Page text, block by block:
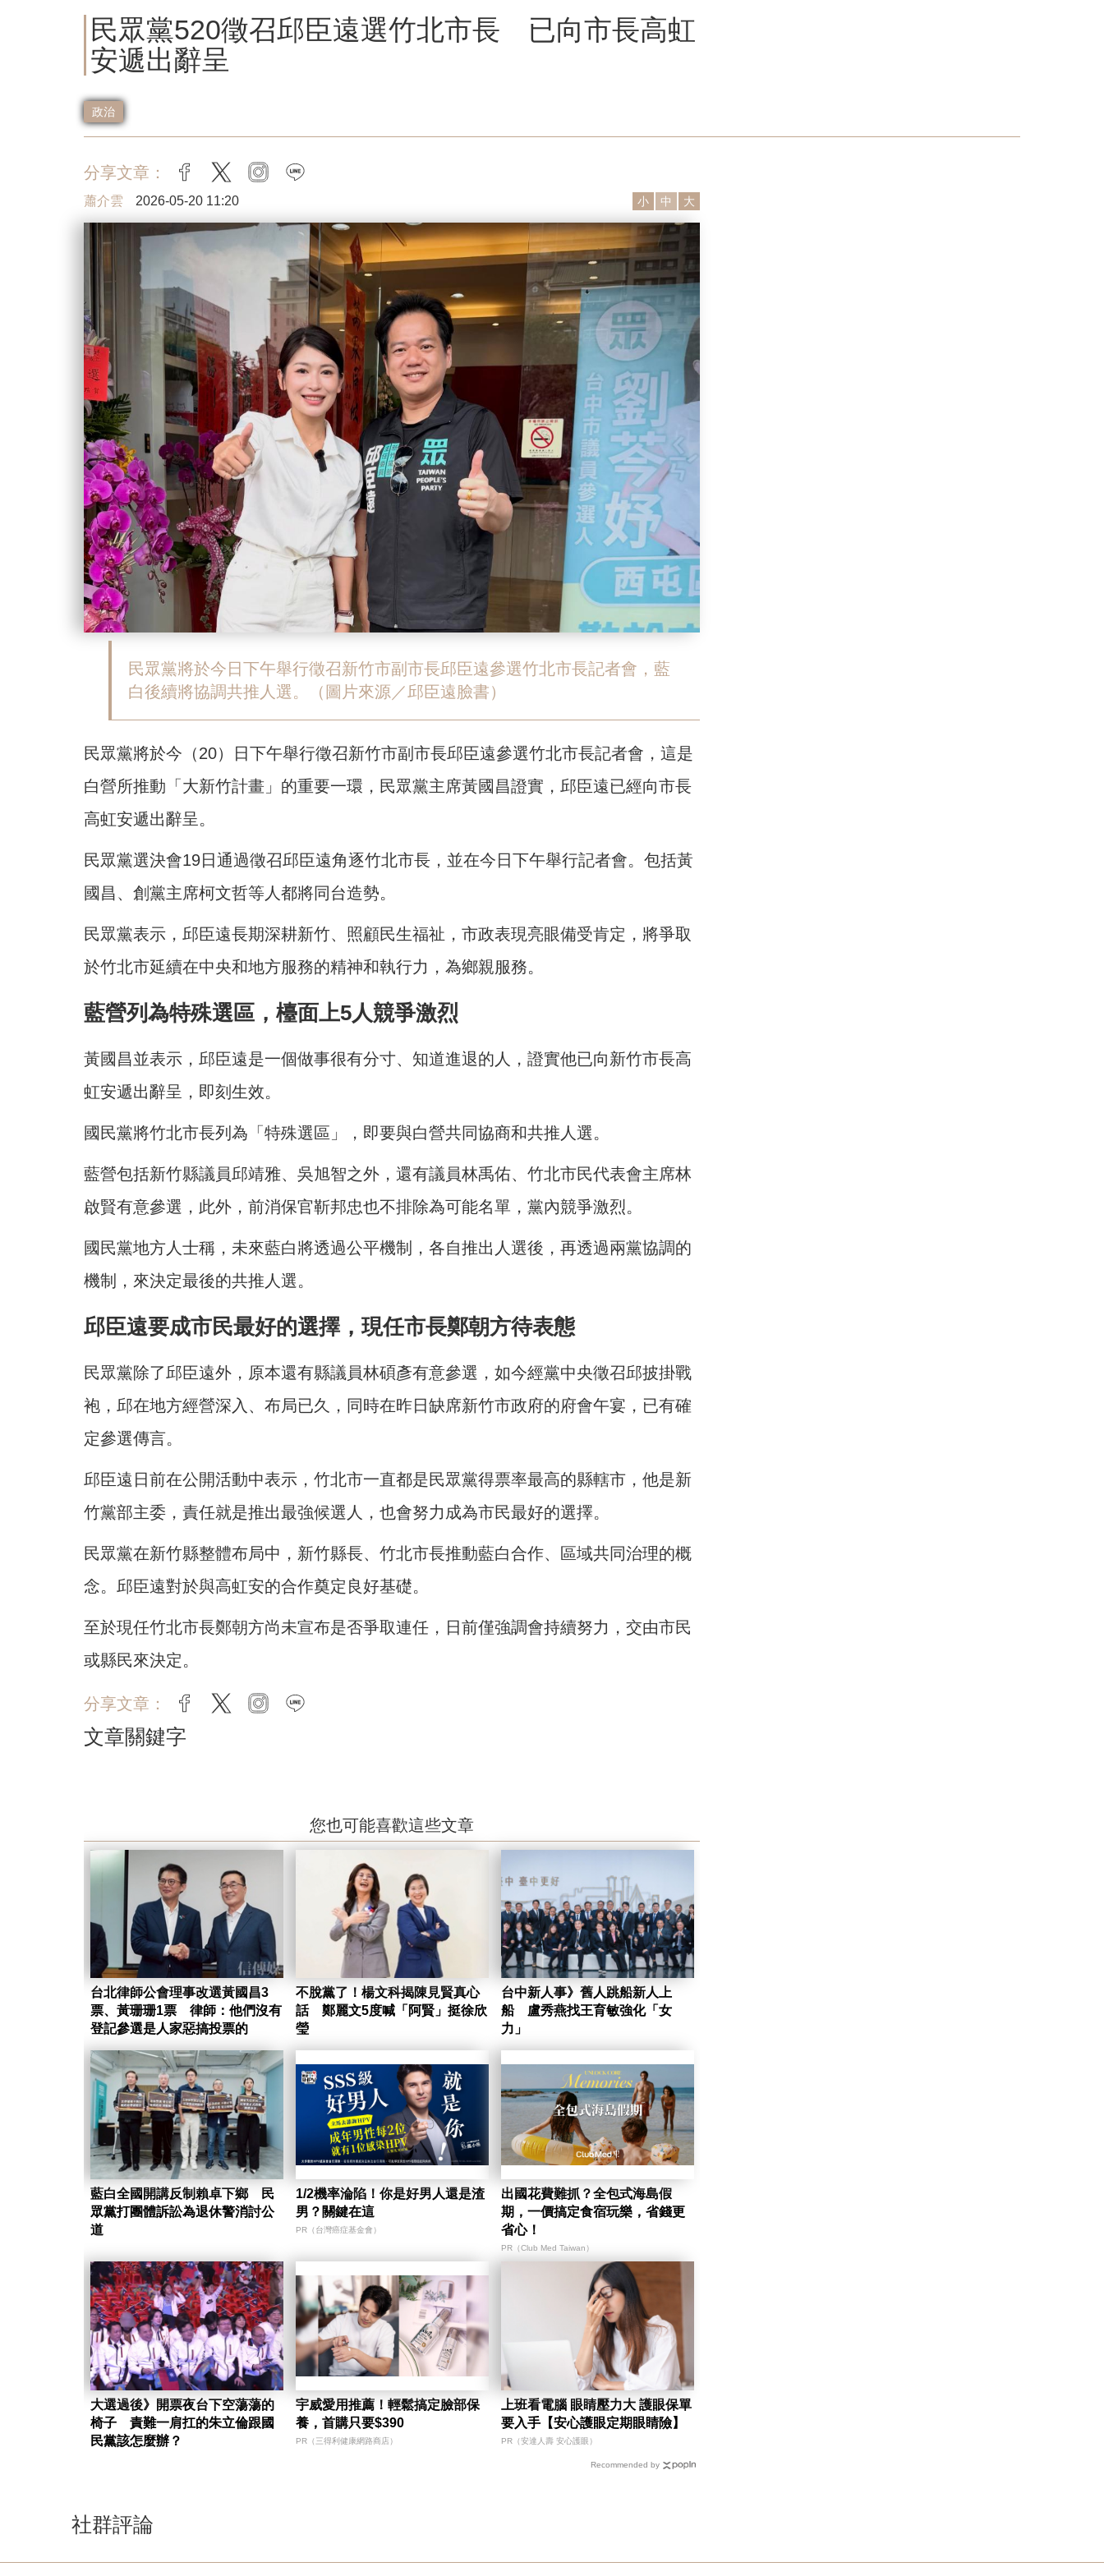
民眾黨520徵召邱臣遠選竹北市長 已向市長高虹
安遞出辭呈
政治
分享文章： facebook
twitter instagram
蕭介雲 2026-05-20 11:20 小 中 大
民眾黨將於今日下午舉行徵召新竹市副市長邱臣遠參選竹北市長記者會，藍
白後續將協調共推人選。（圖片來源／邱臣遠臉書）
民眾黨將於今（20）日下午舉行徵召新竹市副市長邱臣遠參選竹北市長記者會，這是
白營所推動「大新竹計畫」的重要一環，民眾黨主席黃國昌證實，邱臣遠已經向市長
高虹安遞出辭呈。
民眾黨選決會19日通過徵召邱臣遠角逐竹北市長，並在今日下午舉行記者會。包括黃
國昌、創黨主席柯文哲等人都將同台造勢。
民眾黨表示，邱臣遠長期深耕新竹、照顧民生福祉，市政表現亮眼備受肯定，將爭取
於竹北市延續在中央和地方服務的精神和執行力，為鄉親服務。
藍營列為特殊選區，檯面上5人競爭激烈
黃國昌並表示，邱臣遠是一個做事很有分寸、知道進退的人，證實他已向新竹市長高
虹安遞出辭呈，即刻生效。
國民黨將竹北市長列為「特殊選區」，即要與白營共同協商和共推人選。
藍營包括新竹縣議員邱靖雅、吳旭智之外，還有議員林禹佑、竹北市民代表會主席林
啟賢有意參選，此外，前消保官靳邦忠也不排除為可能名單，黨內競爭激烈。
國民黨地方人士稱，未來藍白將透過公平機制，各自推出人選後，再透過兩黨協調的
機制，來決定最後的共推人選。
邱臣遠要成市民最好的選擇，現任市長鄭朝方待表態
民眾黨除了邱臣遠外，原本還有縣議員林碩彥有意參選，如今經黨中央徵召邱披掛戰
袍，邱在地方經營深入、布局已久，同時在昨日缺席新竹市政府的府會午宴，已有確
定參選傳言。
邱臣遠日前在公開活動中表示，竹北市一直都是民眾黨得票率最高的縣轄市，他是新
竹黨部主委，責任就是推出最強候選人，也會努力成為市民最好的選擇。
民眾黨在新竹縣整體布局中，新竹縣長、竹北市長推動藍白合作、區域共同治理的概
念。邱臣遠對於與高虹安的合作奠定良好基礎。
至於現任竹北市長鄭朝方尚未宣布是否爭取連任，日前僅強調會持續努力，交由市民
或縣民來決定。
分享文章： facebook
twitter instagram
文章關鍵字
您也可能喜歡這些文章
台北律師公會理事改選黃國昌3
票、黃珊珊1票 律師：他們沒有
登記參選是人家惡搞投票的
不脫黨了！楊文科揭陳見賢真心
話 鄭麗文5度喊「阿賢」挺徐欣
瑩
台中新人事》舊人跳船新人上
船 盧秀燕找王育敏強化「女
力」
藍白全國開講反制賴卓下鄉 民
眾黨打團體訴訟為退休警消討公
道
1/2機率淪陷！你是好男人還是渣
男？關鍵在這
PR（台灣癌症基金會）
出國花費難抓？全包式海島假
期，一價搞定食宿玩樂，省錢更
省心！
PR（Club Med Taiwan）
大選過後》開票夜台下空蕩蕩的
椅子 責難一肩扛的朱立倫跟國
民黨該怎麼辦？
宇威愛用推薦！輕鬆搞定臉部保
養，首購只要$390
PR（三得利健康網路商店）
上班看電腦 眼睛壓力大 護眼保單
要入手【安心護眼定期眼睛險】
PR（安達人壽 安心護眼）
Recommended by
社群評論